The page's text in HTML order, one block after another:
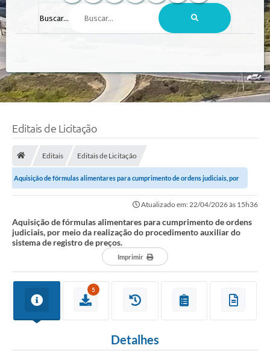
Buscar...
Editais de Licitação
Editais Editais de Licitação
Aquisição de fórmulas alimentares para cumprimento de ordens judiciais, por
Atualizado em: 22/04/2026 às 15h36
Aquisição de fórmulas alimentares para cumprimento de ordens
judiciais, por meio da realização do procedimento auxiliar do
sistema de registro de preços.
Imprimir
5
Detalhes